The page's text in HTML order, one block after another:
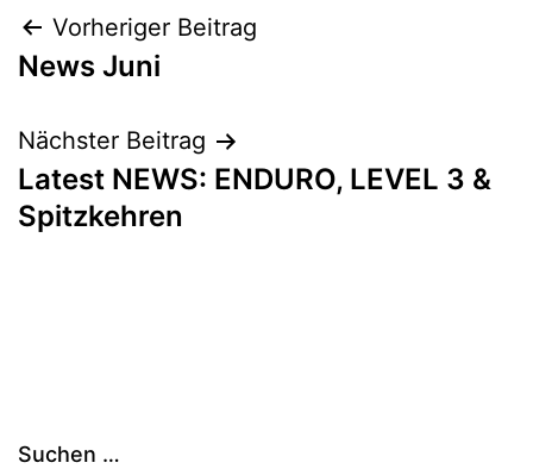
Beitragsnavigation
Vorheriger Beitrag
News Juni
Nächster Beitrag
Latest NEWS: ENDURO, LEVEL 3 &
Spitzkehren
Suchen …